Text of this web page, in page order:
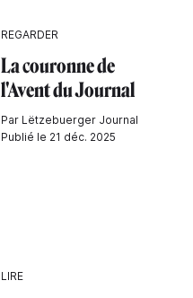
REGARDER
La couronne de
l'Avent du Journal
Par Lëtzebuerger Journal
Publié le 21 déc. 2025
LIRE